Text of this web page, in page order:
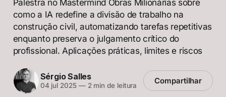
Palestra no Mastermind Obras Milionárias sobre
como a IA redefine a divisão de trabalho na
construção civil, automatizando tarefas repetitivas
enquanto preserva o julgamento crítico do
profissional. Aplicações práticas, limites e riscos
Sérgio Salles
04 jul 2025 —2 min de leitura Compartilhar